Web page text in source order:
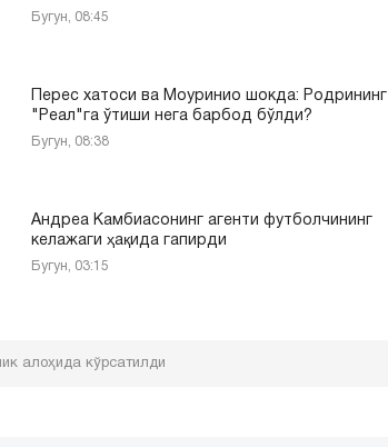
Бугун, 08:45
Перес хатоси ва Моуринио шокда: Родрининг
"Реал"га ўтиши нега барбод бўлди?
Бугун, 08:38
Андреа Камбиасонинг агенти футболчининг
келажаги ҳақида гапирди
Бугун, 03:15
алоҳида кўрсатилди